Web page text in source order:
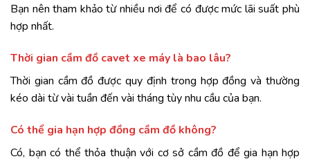
Bạn nên tham khảo từ nhiều nơi để có được mức lãi suất phù
hợp nhất.
Thời gian cầm đồ cavet xe máy là bao lâu?
Thời gian cầm đồ được quy định trong hợp đồng và thường
kéo dài từ vài tuần đến vài tháng tùy nhu cầu của bạn.
Có thể gia hạn hợp đồng cầm đồ không?
Có, bạn có thể thỏa thuận với cơ sở cầm đồ để gia hạn hợp